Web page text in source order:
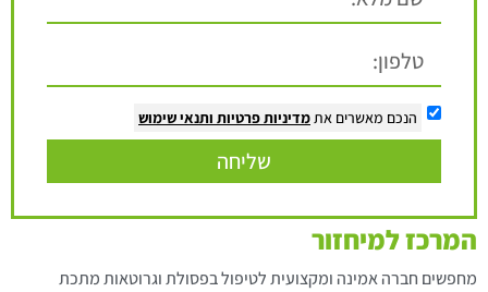
הנכם מאשרים אתמדיניות פרטיות ותנאי שימוש
שליחה
המרכז למיחזור
מחפשים חברה אמינה ומקצועית לטיפול בפסולת וגרוטאות מתכת